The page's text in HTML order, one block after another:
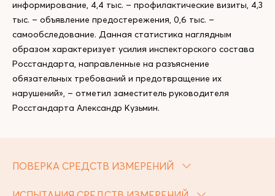
информирование, 4,4 тыс. – профилактические визиты, 4,3
тыс. – объявление предостережения, 0,6 тыс. –
самообследование. Данная статистика наглядным
образом характеризует усилия инспекторского состава
Росстандарта, направленные на разъяснение
обязательных требований и предотвращение их
нарушений», – отметил заместитель руководителя
Росстандарта Александр Кузьмин.
ПОВЕРКА СРЕДСТВ ИЗМЕРЕНИЙ